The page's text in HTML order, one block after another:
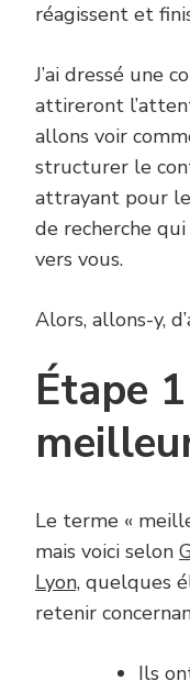
réagissent et
J’ai dressé une
attireront
allons voir
structurer le
attrayant pour
de recherche
vers vous.
Alors, allons-y,
Étape
Le terme «
mais voici selon
Lyon, quelques
retenir
Ils